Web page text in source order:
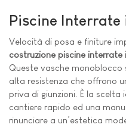
Piscine
Velocità di posa e finiture
costruzione piscine
Queste vasche
alta resistenza che offrono
priva di giunzioni. È la scelta
cantiere rapido ed una
rinunciare a un’estetica